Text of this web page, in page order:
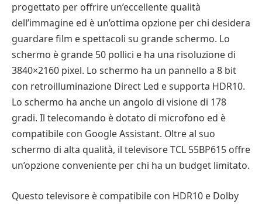
progettato per offrire un’eccellente qualità
dell’immagine ed è un’ottima opzione per chi desidera
guardare film e spettacoli su grande schermo. Lo
schermo è grande 50 pollici e ha una risoluzione di
3840×2160 pixel. Lo schermo ha un pannello a 8 bit
con retroilluminazione Direct Led e supporta HDR10.
Lo schermo ha anche un angolo di visione di 178
gradi. Il telecomando è dotato di microfono ed è
compatibile con Google Assistant. Oltre al suo
schermo di alta qualità, il televisore TCL 55BP615 offre
un’opzione conveniente per chi ha un budget limitato.
Questo televisore è compatibile con HDR10 e Dolby